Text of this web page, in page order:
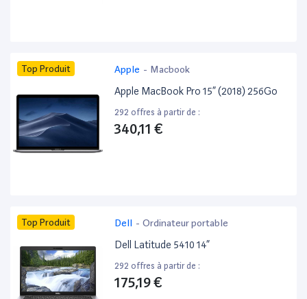
Top Produit Apple - Macbook
Apple MacBook Pro 15” (2018) 256Go
292 offres à partir de :
340,11 €
Top Produit Dell - Ordinateur portable
Dell Latitude 5410 14”
292 offres à partir de :
175,19 €